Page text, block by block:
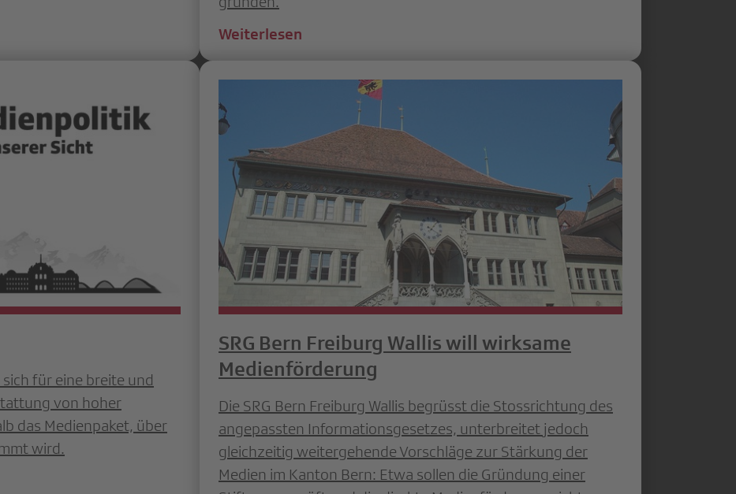
Weiterlesen
sich für eine breite und
von hoher
das Medienpaket, über
wird.
SRG Bern Freiburg Wallis will wirksame
Medienförderung
Die SRG Bern Freiburg Wallis begrüsst die Stossrichtung des
angepassten Informationsgesetzes, unterbreitet jedoch
gleichzeitig weitergehende Vorschläge zur Stärkung der
Medien im Kanton Bern: Etwa sollen die Gründung einer